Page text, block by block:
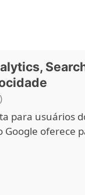
para usuários
Google oferece